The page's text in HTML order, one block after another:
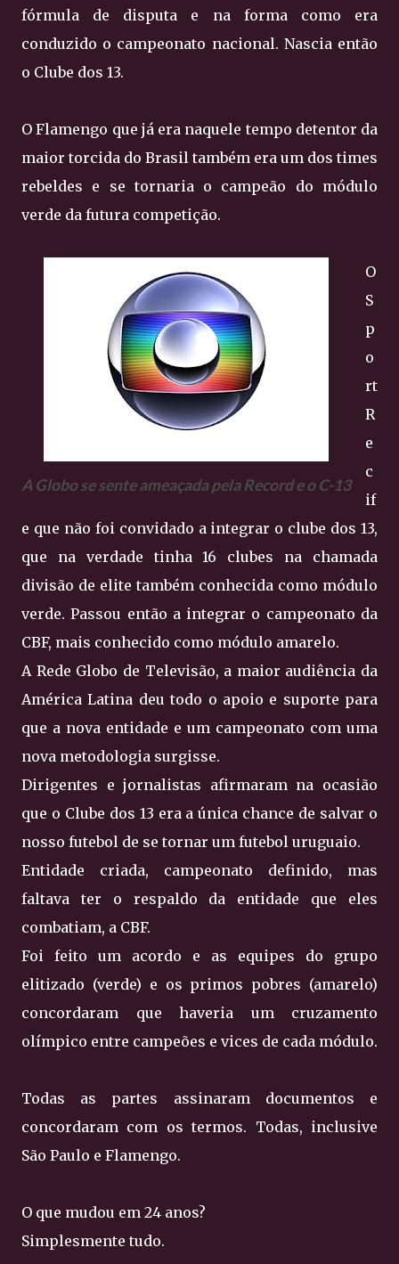
fórmula de disputa e na forma como era
conduzido o campeonato nacional. Nascia então
o Clube dos 13.
O Flamengo que já era naquele tempo detentor da
maior torcida do Brasil também era um dos times
rebeldes e se tornaria o campeão do módulo
verde da futura competição.
A Globo se sente ameaçada pela Record e o C-13
O
S
p
o
rt
R
e
c
if
e que não foi convidado a integrar o clube dos 13,
que na verdade tinha 16 clubes na chamada
divisão de elite também conhecida como módulo
verde. Passou então a integrar o campeonato da
CBF, mais conhecido como módulo amarelo.
A Rede Globo de Televisão, a maior audiência da
América Latina deu todo o apoio e suporte para
que a nova entidade e um campeonato com uma
nova metodologia surgisse.
Dirigentes e jornalistas afirmaram na ocasião
que o Clube dos 13 era a única chance de salvar o
nosso futebol de se tornar um futebol uruguaio.
Entidade criada, campeonato definido, mas
faltava ter o respaldo da entidade que eles
combatiam, a CBF.
Foi feito um acordo e as equipes do grupo
elitizado (verde) e os primos pobres (amarelo)
concordaram que haveria um cruzamento
olímpico entre campeões e vices de cada módulo.
Todas as partes assinaram documentos e
concordaram com os termos. Todas, inclusive
São Paulo e Flamengo.
O que mudou em 24 anos?
Simplesmente tudo.